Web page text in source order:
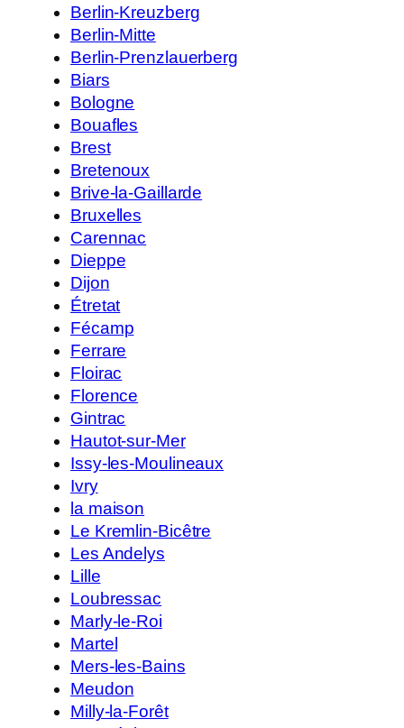
Berlin-Kreuzberg
Berlin-Mitte
Berlin-Prenzlauerberg
Biars
Bologne
Bouafles
Brest
Bretenoux
Brive-la-Gaillarde
Bruxelles
Carennac
Dieppe
Dijon
Étretat
Fécamp
Ferrare
Floirac
Florence
Gintrac
Hautot-sur-Mer
Issy-les-Moulineaux
Ivry
la maison
Le Kremlin-Bicêtre
Les Andelys
Lille
Loubressac
Marly-le-Roi
Martel
Mers-les-Bains
Meudon
Milly-la-Forêt